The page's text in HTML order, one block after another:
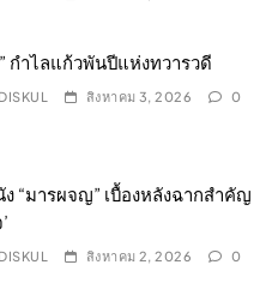
กำไลแก้วพันปีแห่งทวารวดี
สิงหาคม 3, 2026 0
“มารผจญ” เบื้องหลังฉากสำคัญ
สิงหาคม 2, 2026 0